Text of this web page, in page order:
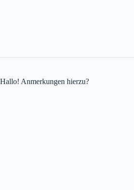
Hallo! Anmerkungen hierzu?